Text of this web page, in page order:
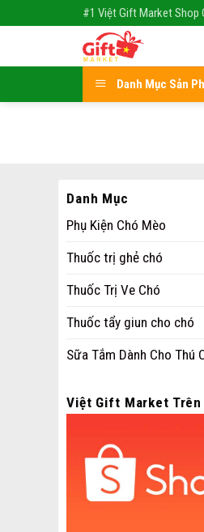
#1 Việt Gift Market Shop
Danh Mục Sản
Danh Mục
Phụ Kiện Chó Mèo
Thuốc trị ghẻ chó
Thuốc Trị Ve Chó
Thuốc tẩy giun cho chó
Sữa Tắm Dành Cho Thú
Việt Gift Market Trên